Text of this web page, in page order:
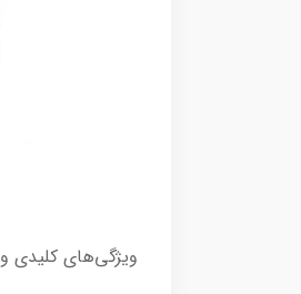
ویژگی‌های کلیدی